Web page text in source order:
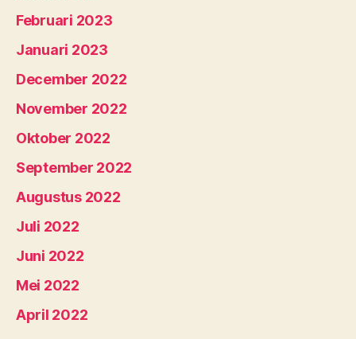
Februari 2023
Januari 2023
December 2022
November 2022
Oktober 2022
September 2022
Augustus 2022
Juli 2022
Juni 2022
Mei 2022
April 2022